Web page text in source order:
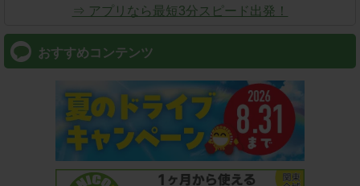
⇒ アプリなら最短3分スピード出発！
おすすめコンテンツ